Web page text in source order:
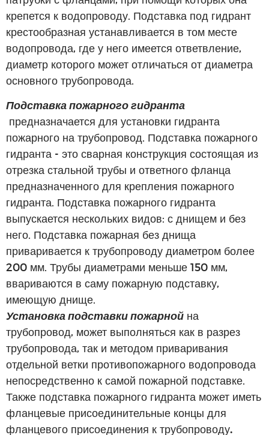
крепется к водопроводу. Подставка под гидрант
крестообразная устанавливается в том месте
водопровода, где у него имеется ответвление,
диаметр которого может отличаться от диаметра
основного трубопровода.
Подставка пожарного гидранта
предназначается для установки гидранта
пожарного на трубопровод. Подставка пожарного
гидранта - это сварная конструкция состоящая из
отрезка стальной трубы и ответного фланца
предназначенного для крепления пожарного
гидранта. Подставка пожарного гидранта
выпускается нескольких видов: с днищем и без
него. Подставка пожарная без днища
приваривается к трубопроводу диаметром более
200 мм. Трубы диаметрами меньше 150 мм,
ввариваются в саму пожарную подставку,
имеющую днище.
Установка подставки пожарной на
трубопровод, может выполняться как в разрез
трубопровода, так и методом приваривания
отдельной ветки противопожарного водопровода
непосредственно к самой пожарной подставке.
Также подставка пожарного гидранта может иметь
фланцевые присоединительные концы для
фланцевого присоединения к трубопроводу.